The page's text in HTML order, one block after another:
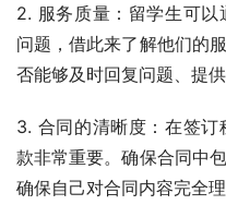
2. 服务质量：留学生可
问题，借此来了解他们的
否能够及时回复问题、提
3. 合同的清晰度：在签
款非常重要。确保合同中
确保自己对合同内容完全理